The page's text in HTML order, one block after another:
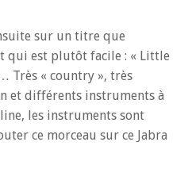
sur un titre que
qui est plutôt facile : « Little
Très « country », très
et différents instruments à
les instruments sont
ce morceau sur ce Jabra